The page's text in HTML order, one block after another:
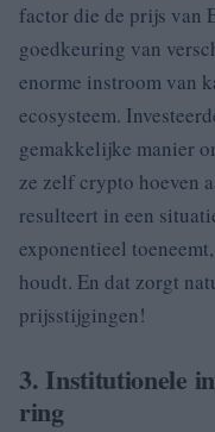
factor die de prijs van
goedkeuring van
enorme instroom van
ecosysteem.
gemakkelijke manier
ze zelf crypto hoeven
resulteert in een
exponentieel
houdt. En dat zorgt
prijsstijgingen!
3. Institutionele
ring